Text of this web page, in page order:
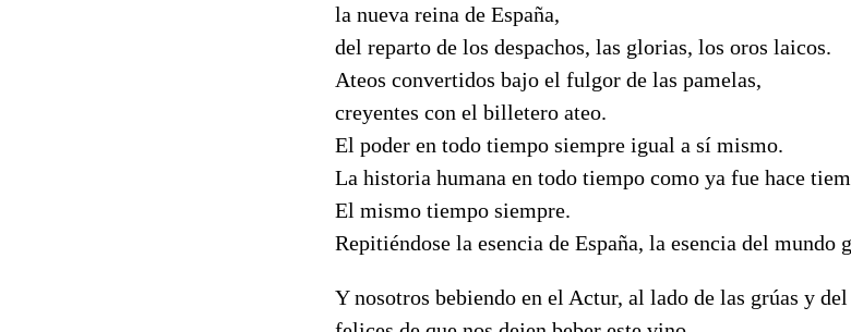
la nueva reina de España,
del reparto de los despachos, las glorias, los oros laicos.
Ateos convertidos bajo el fulgor de las pamelas,
creyentes con el billetero ateo.
El poder en todo tiempo siempre igual a sí mismo.
La historia humana en todo tiempo como ya fue hace
El mismo tiempo siempre.
Repitiéndose la esencia de España, la esencia del mundo
Y nosotros bebiendo en el Actur, al lado de las grúas y